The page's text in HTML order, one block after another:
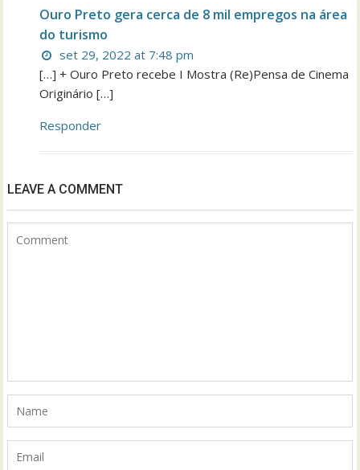
Ouro Preto gera cerca de 8 mil empregos na área
do turismo
set 29, 2022 at 7:48 pm
[…] + Ouro Preto recebe I Mostra (Re)Pensa de Cinema
Originário […]
Responder
LEAVE A COMMENT